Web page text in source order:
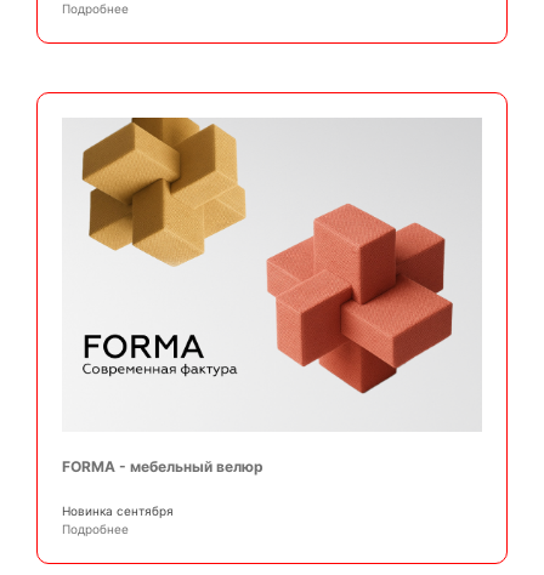
Подробнее
FORMA - мебельный велюр
Новинка сентября
Подробнее